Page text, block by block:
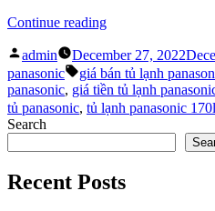
Continue reading“Cập
Giá
Tiền
Tủ
Lạnh
Panasonic
Hiện
Nay”
Posted
by
admin December 27, 2022
panasonic
Tags:
giá bán tủ lạnh
panasonic, giá tiền tủ lạnh
tủ panasonic, tủ lạnh panasonic
Search
Recent Posts